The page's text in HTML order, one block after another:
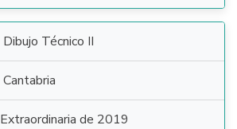
Dibujo Técnico II
Cantabria
Extraordinaria de 2019